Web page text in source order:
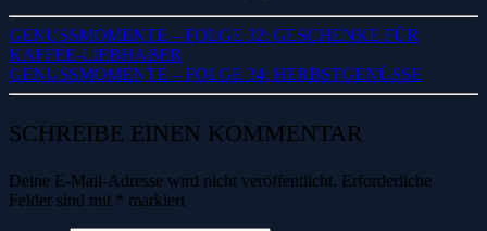
GENUSSMOMENTE – FOLGE 32: GESCHENKE FÜR
KAFFEE-LIEBHABER
GENUSSMOMENTE – FOLGE 34: HERBSTGENÜSSE
SCHREIBE EINEN KOMMENTAR
Deine E-Mail-Adresse wird nicht veröffentlicht. Erforderliche
Felder sind mit * markiert